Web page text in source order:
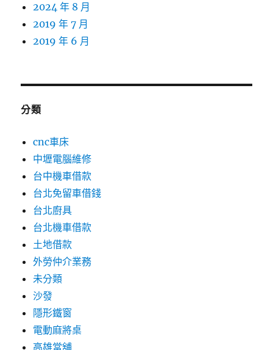
2024 年 8 月
2019 年 7 月
2019 年 6 月
分類
cnc車床
中壢電腦維修
台中機車借款
台北免留車借錢
台北廚具
台北機車借款
土地借款
外勞仲介業務
未分類
沙發
隱形鐵窗
電動麻將桌
高雄當舖